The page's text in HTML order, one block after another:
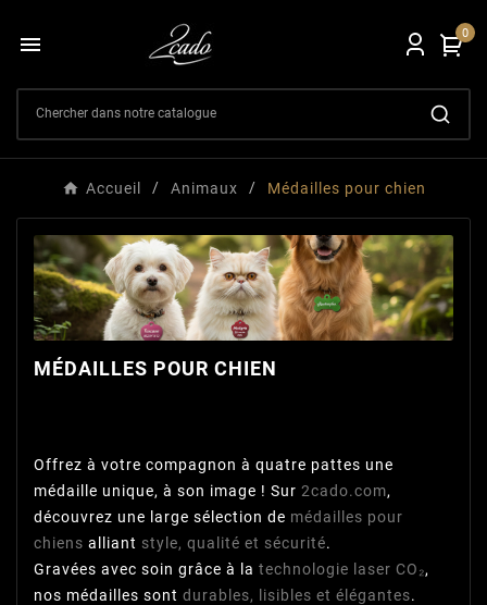
 0
Accueil Animaux Médailles pour chien
MÉDAILLES POUR CHIEN
Offrez à votre compagnon à quatre pattes une
médaille unique, à son image ! Sur 2cado.com,
découvrez une large sélection de médailles pour
chiens alliant style, qualité et sécurité.
Gravées avec soin grâce à la technologie laser CO₂,
nos médailles sont durables, lisibles et élégantes.